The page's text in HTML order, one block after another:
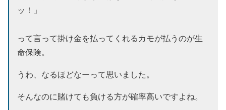
ッ！」
って言って掛け金を払ってくれるカモが払うのが生
命保険。
うわ、なるほどなーって思いました。
そんなのに賭けても負ける方が確率高いですよね。